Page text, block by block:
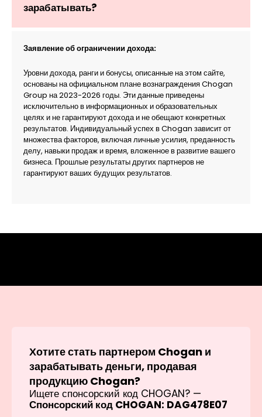
зарабатывать?
Заявление об ограничении дохода:
Уровни дохода, ранги и бонусы, описанные на этом сайте,
основаны на официальном плане вознаграждения Chogan
Group на 2023-2026 годы. Эти данные приведены
исключительно в информационных и образовательных
целях и не гарантируют дохода и не обещают конкретных
результатов. Индивидуальный успех в Chogan зависит от
множества факторов, включая личные усилия, преданность
делу, навыки продаж и время, вложенное в развитие вашего
бизнеса. Прошлые результаты других партнеров не
гарантируют ваших будущих результатов.
Хотите стать партнером Chogan и
зарабатывать деньги, продавая
продукцию Chogan?
Ищете спонсорский код CHOGAN? —
Спонсорский код CHOGAN: DAG478E07